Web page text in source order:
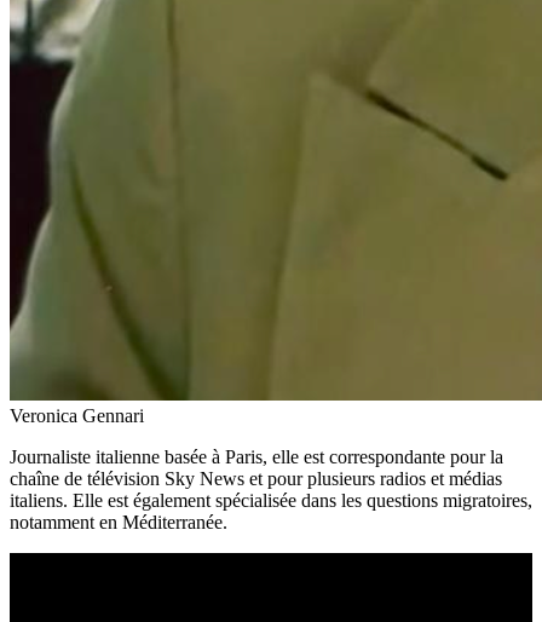
Veronica Gennari
Journaliste italienne basée à Paris, elle est correspondante pour la
chaîne de télévision Sky News et pour plusieurs radios et médias
italiens. Elle est également spécialisée dans les questions migratoires,
notamment en Méditerranée.